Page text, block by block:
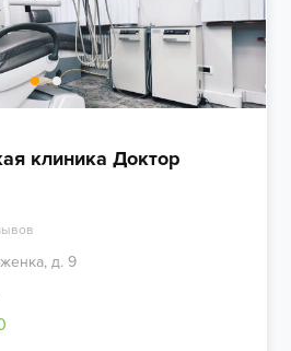
клиника Доктор
д. 9